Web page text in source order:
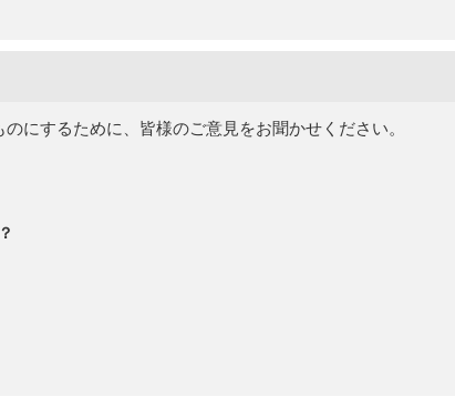
にするために、皆様のご意見をお聞かせください。